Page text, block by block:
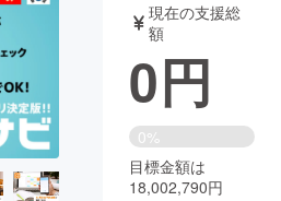
ジェット ゲーム・サ
書籍・雑誌
現在の支援総
額
0円
0%
目標金額は
18,002,790円